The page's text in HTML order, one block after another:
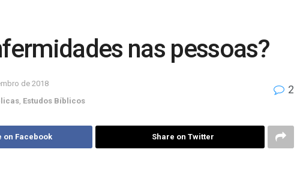
nas pessoas?
de 2018
Estudos Bíblicos
2
on Facebook Share on Twitter